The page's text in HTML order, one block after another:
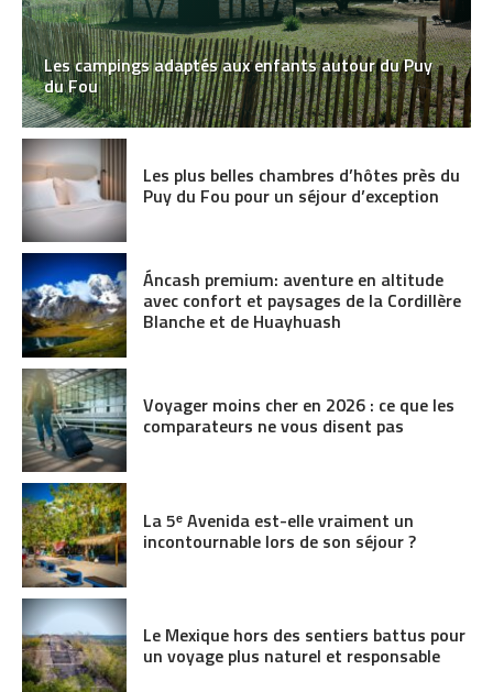
Les campings adaptés aux enfants autour du Puy
du Fou
Les plus belles chambres d’hôtes près du
Puy du Fou pour un séjour d’exception
Áncash premium: aventure en altitude
avec confort et paysages de la Cordillère
Blanche et de Huayhuash
Voyager moins cher en 2026 : ce que les
comparateurs ne vous disent pas
La 5ᵉ Avenida est-elle vraiment un
incontournable lors de son séjour ?
Le Mexique hors des sentiers battus pour
un voyage plus naturel et responsable